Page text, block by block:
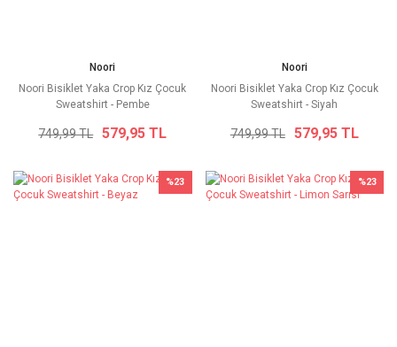
Noori
Noori Bisiklet Yaka Crop Kız Çocuk
Sweatshirt - Pembe
749,99 TL 579,95 TL
Noori
Noori Bisiklet Yaka Crop Kız Çocuk
Sweatshirt - Siyah
749,99 TL 579,95 TL
%23 %23